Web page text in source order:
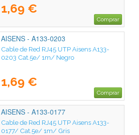
1,69 €
Comprar
AISENS - A133-0203
Cable de Red RJ45 UTP Aisens A133-
0203 Cat.5e/ 1m/ Negro
1,69 €
Comprar
AISENS - A133-0177
Cable de Red RJ45 UTP Aisens A133-
0177/ Cat.5e/ 1m/ Gris